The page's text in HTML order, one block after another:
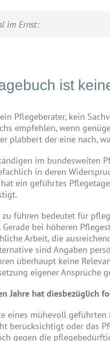
im Ernst:
ist
Pflegeberater, kein
empfehlen, wenn
plabbert der eine nach,
im bundesweiten
in deren
ein geführtes
zu führen bedeutet für
bei höheren
Arbeit, die
sind Angaben
überhaupt keine
eigener Ansprüche
Jahre hat diesbezüglich
eines mühevoll
berücksichtigt oder das
gegen die